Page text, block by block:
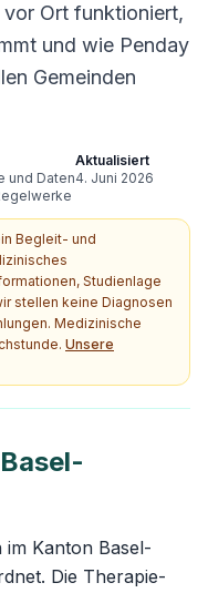
Ort funktioniert,
und wie Penday
Gemeinden
und Daten
Aktualisiert
4. Juni 2026
Begleit- und
Studienlage
stellen keine Diagnosen
Medizinische
Unsere
Kanton Basel-
Die Therapie-